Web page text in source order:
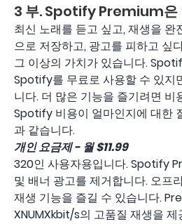
3 부. Spotify Premium은
최신 노래를 듣고 싶고, 재생을 완
으로 저장하고, 광고를 피하고
그 이상의 가치가 있습니다.
Spotify를 무료로 사용할 수 있지
니다. 더 많은 기능을 즐기려면 비
Spotify 비용이 얼마인지에 대한
과 같습니다.
개인 요금제 - 월 $11.99
320인 사용자용입니다. Spotify
및 배너 광고를 제거합니다. 오프
재생 기능을 즐길 수 있습니다.
XNUMXkbit/s의 고품질 재생을